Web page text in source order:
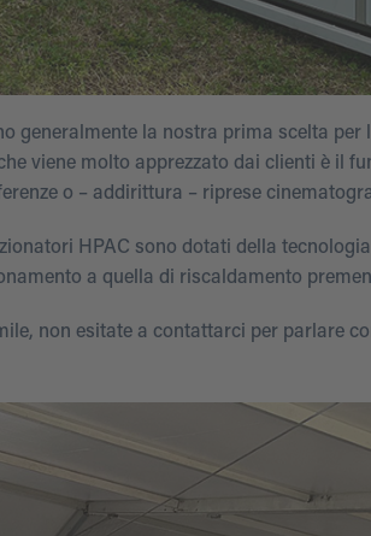
generalmente la nostra prima scelta per
viene molto apprezzato dai clienti è il
o – addirittura – riprese
HPAC sono dotati della
a quella di riscaldamento
non esitate a contattarci per parlare